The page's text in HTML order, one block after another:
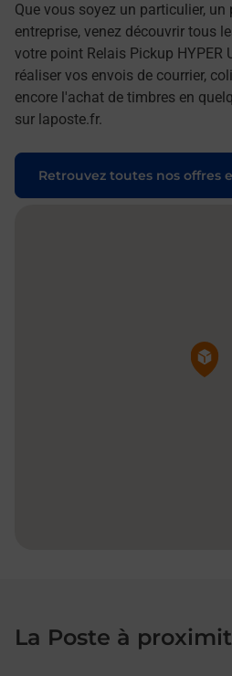
Que vous soyez un particulier,
entreprise, venez découvrir tous
votre point Relais Pickup HYPER
réaliser vos envois de courrier,
encore l'achat de timbres en
sur laposte.fr.
Retrouvez toutes nos offres
Pin de la
La Poste à